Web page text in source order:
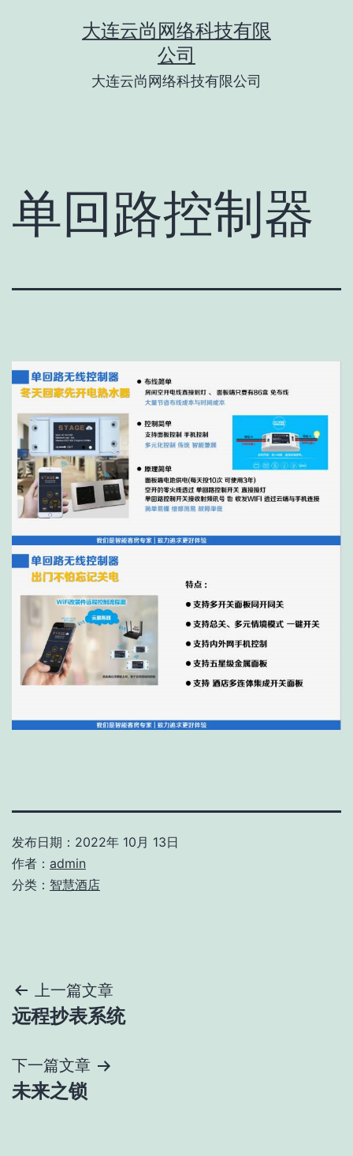
大连云尚网络科技有限
公司
大连云尚网络科技有限公司
单回路控制器
发布日期： 2022年 10月 13日
作者： admin
分类： 智慧酒店
文
章
导
航
上一篇文章
远程抄表系统
下一篇文章
未来之锁